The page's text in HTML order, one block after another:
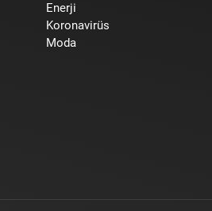
Enerji
Koronavirüs
Moda